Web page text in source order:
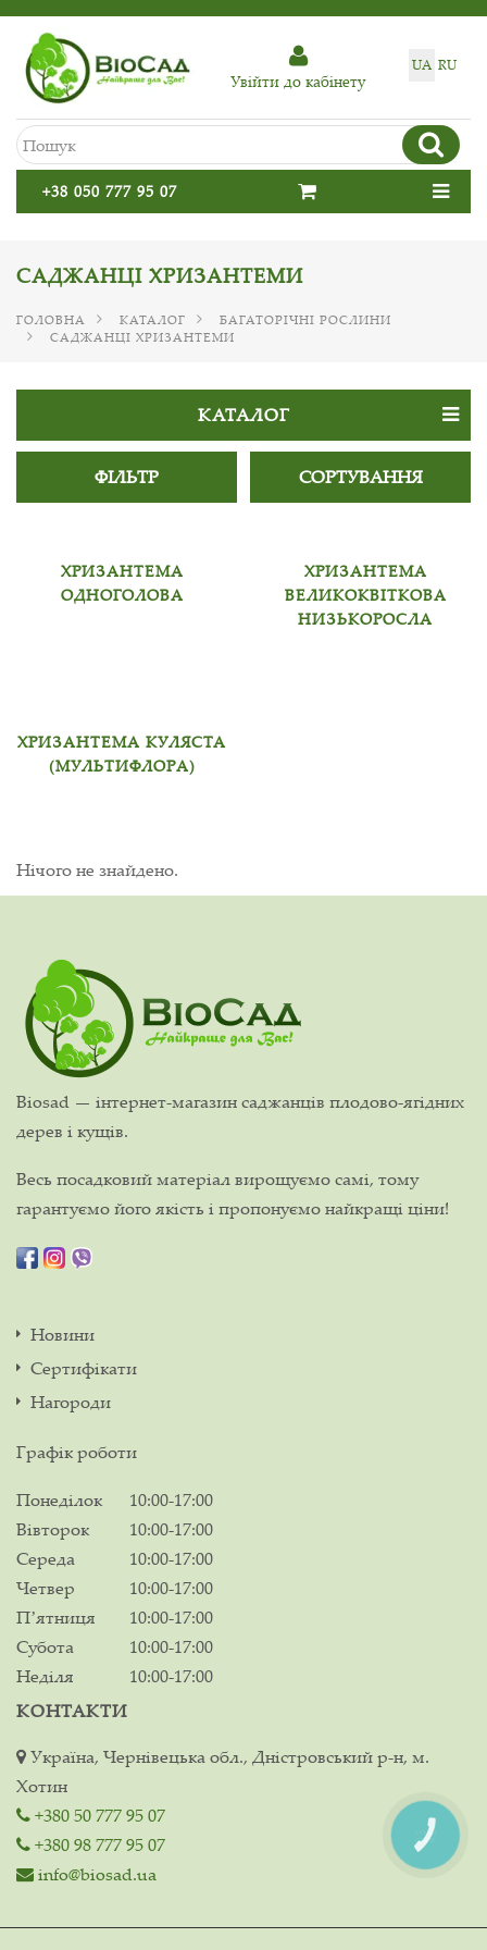
UA RU
Увiйти до кабiнету
+38 050 777 95 07
САДЖАНЦІ ХРИЗАНТЕМИ
ГОЛОВНА КАТАЛОГ
БАГАТОРІЧНІ РОСЛИНИ
САДЖАНЦІ ХРИЗАНТЕМИ
КАТАЛОГ
ФІЛЬТР СОРТУВАННЯ
ХРИЗАНТЕМА
ОДНОГОЛОВА
ХРИЗАНТЕМА
ВЕЛИКОКВІТКОВА
НИЗЬКОРОСЛА
ХРИЗАНТЕМА КУЛЯСТА
(МУЛЬТИФЛОРА)
Нічого не знайдено.
Biosad — інтернет-магазин саджанців плодово-ягідних
дерев і кущів.
Весь посадковий матеріал вирощуємо самі, тому
гарантуємо його якість і пропонуємо найкращі ціни!
Новини
Сертифікати
Нагороди
Графік роботи
Понеділок
10:00-17:00
Вівторок
10:00-17:00
Середа
10:00-17:00
Четвер
10:00-17:00
Пʼятниця
10:00-17:00
Субота
10:00-17:00
Неділя
10:00-17:00
КОНТАКТИ
Україна, Чернівецька обл., Дністровський р-н, м.
Хотин
+380 50 777 95 07
+380 98 777 95 07
info@biosad.ua
КНОПКА
ЗВ'ЯЗКУ